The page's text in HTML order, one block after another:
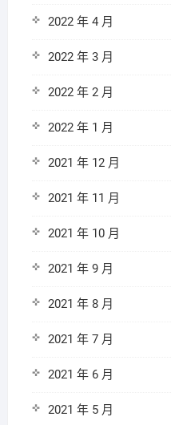
2022 年 4 月
2022 年 3 月
2022 年 2 月
2022 年 1 月
2021 年 12 月
2021 年 11 月
2021 年 10 月
2021 年 9 月
2021 年 8 月
2021 年 7 月
2021 年 6 月
2021 年 5 月